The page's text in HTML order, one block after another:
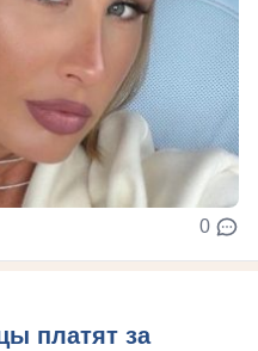
0
платят за